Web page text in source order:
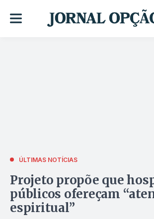
ÚLTIMAS NOTÍCIAS
Projeto propõe que
públicos ofereçam
espiritual”